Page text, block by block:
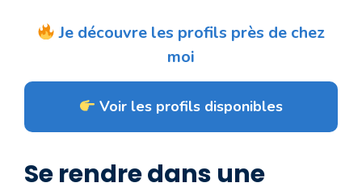
Je découvre les profils près de chez
moi
Voir les profils disponibles
Se rendre dans une